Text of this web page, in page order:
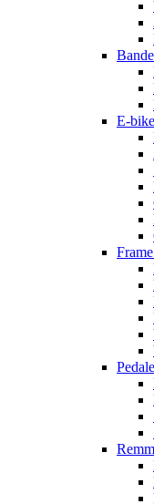
E-